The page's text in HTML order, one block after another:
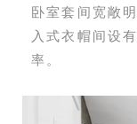
卧室套间宽敞
入式衣帽间设
率。